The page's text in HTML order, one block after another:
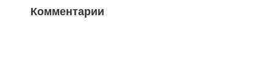
Комментарии